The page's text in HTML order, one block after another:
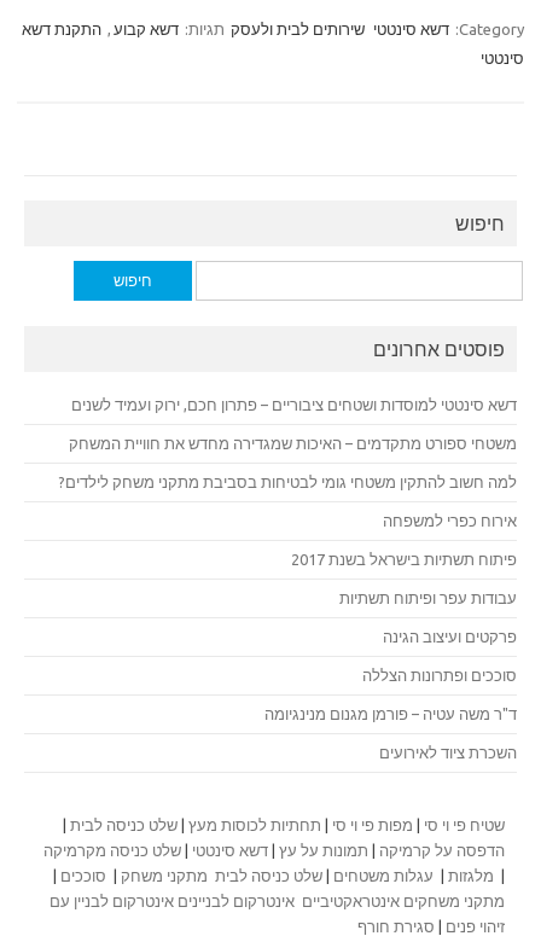
Category: דשא סינטטי שירותים לבית ולעסק תגיות: דשא קבוע , התקנת דשא
סינטטי
חיפוש
פוסטים אחרונים
דשא סינטטי למוסדות ושטחים ציבוריים – פתרון חכם, ירוק ועמיד לשנים
משטחי ספורט מתקדמים – האיכות שמגדירה מחדש את חוויית המשחק
למה חשוב להתקין משטחי גומי לבטיחות בסביבת מתקני משחק לילדים?
אירוח כפרי למשפחה
פיתוח תשתיות בישראל בשנת 2017
עבודות עפר ופיתוח תשתיות
פרקטים ועיצוב הגינה
סוככים ופתרונות הצללה
ד"ר משה עטיה – פורמן מגנום מנינגיומה
השכרת ציוד לאירועים
שטיח פי וי סי מפות פי וי סי תחתיות לכוסות מעץ שלט כניסה לבית
הדפסה על קרמיקה
תמונות על עץ דשא סינטטי
שלט כניסה מקרמיקה
מלגזות עגלות משטחים שלט כניסה לבית מתקני משחק סוככים
מתקני משחקים אינטראקטיביים אינטרקום לבניינים אינטרקום לבניין עם
זיהוי פנים
סגירת חורף